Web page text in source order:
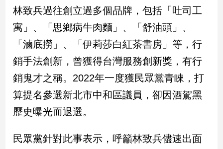
娛
樂
娛
星
行/
時
尚
追
星
林致兵過往創立過多個品牌，包括「吐司工
寓」、「思鄉病牛肉麵」、「舒油頭」、
「滷底撈」、「伊莉莎白紅茶書房」等，行
銷手法創新，曾獲得台灣服務創新獎，有行
銷鬼才之稱。2022年一度獲民眾黨青睞，打
算提名參選新北市中和區議員，卻因酒駕黑
歷史曝光而退選。
民眾黨針對此事表示，呼籲林致兵儘速出面